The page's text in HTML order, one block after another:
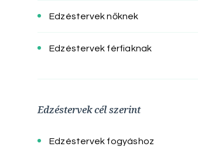
Edzéstervek nőknek
Edzéstervek férfiaknak
Edzéstervek cél szerint
Edzéstervek fogyáshoz